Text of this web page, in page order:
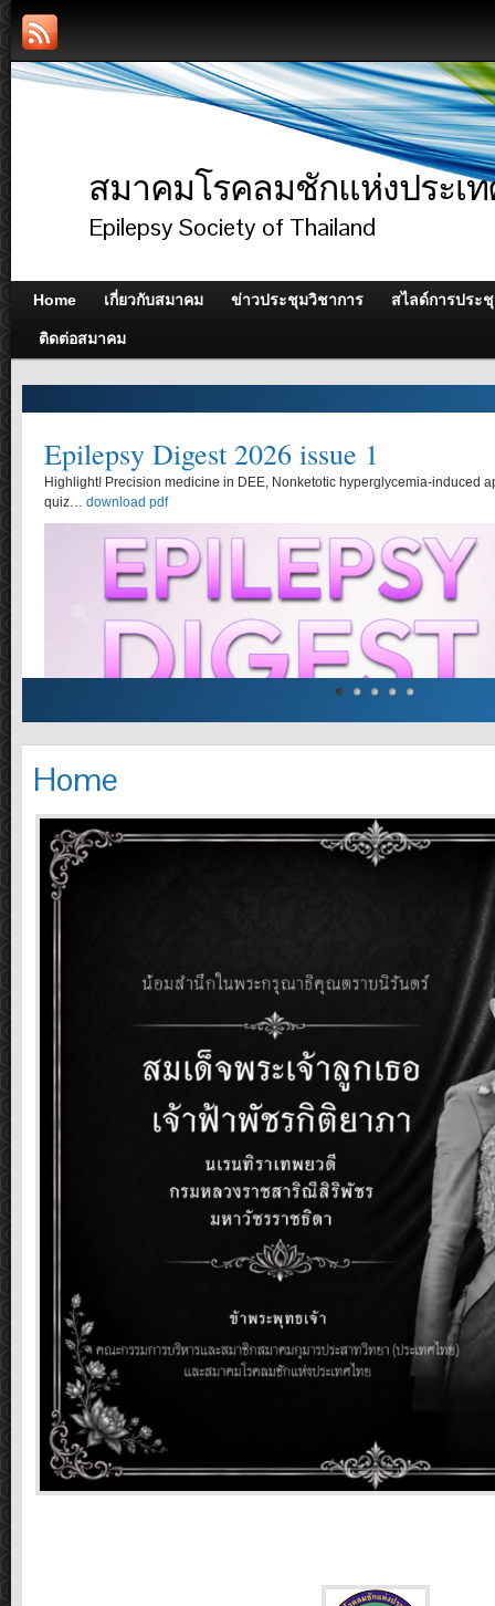
สมาคมโรคลมชักแห่งประเ
Epilepsy Society of Thailand
Home เกี่ยวกับสมาคม ข่าวประชุมวิชาการ สไลด์การประ
ติดต่อสมาคม
Epilepsy Digest 2026 issue 1
Highlight! Precision medicine in DEE, Nonketotic hyperglycemia-induced
quiz… download pdf
Home